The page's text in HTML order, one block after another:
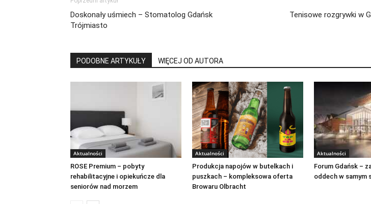
Doskonały uśmiech – Stomatolog Gdańsk
Trójmiasto
Tenisowe rozgrywki w
PODOBNE ARTYKUŁY WIĘCEJ OD AUTORA
Aktualności
ROSE Premium – pobyty
rehabilitacyjne i opiekuńcze dla
seniorów nad morzem
Aktualności
Produkcja napojów w butelkach i
puszkach – kompleksowa oferta
Browaru Olbracht
Aktualności
Forum Gdańsk –
oddech w samym